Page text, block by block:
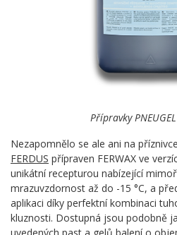
Přípravky
Nezapomnělo se ale ani na
FERDUS přípraven FERWAX ve
unikátní recepturou nabízející
mrazuvzdornost až do -15 °C, a
aplikaci díky perfektní kombinaci
kluznosti. Dostupná jsou podobně